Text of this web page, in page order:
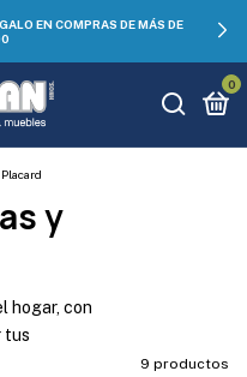
EN COMPRAS DE MÁS DE
0
y
hogar, con
tus
9 productos